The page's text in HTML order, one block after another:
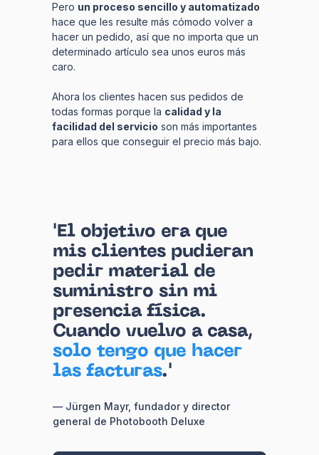
Pero un proceso sencillo y automatizado
hace que les resulte más cómodo volver a
hacer un pedido, así que no importa que un
determinado artículo sea unos euros más
caro.
Ahora los clientes hacen sus pedidos de
todas formas porque la calidad y la
facilidad del servicio son más importantes
para ellos que conseguir el precio más bajo.
'El objetivo era que
mis clientes pudieran
pedir material de
suministro sin mi
presencia física.
Cuando vuelvo a casa,
solo tengo que hacer
las facturas.'
— Jürgen Mayr, fundador y director
general de Photobooth Deluxe